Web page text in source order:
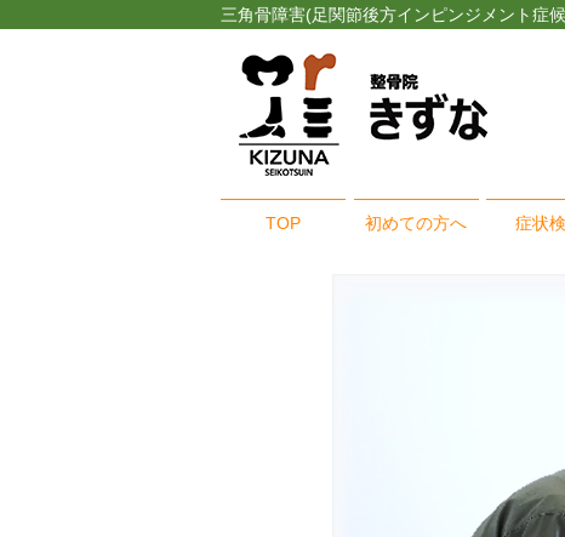
三角骨障害(足関節後方インピンジメント症
TOP 初めての方へ 症状